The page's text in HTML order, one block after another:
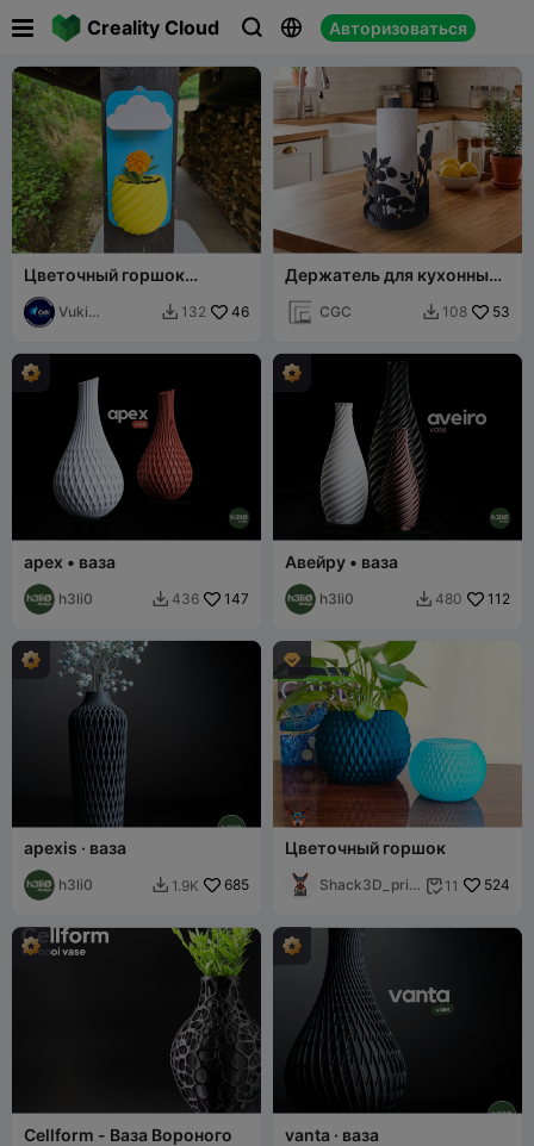
Creality Cloud   Авторизоваться
 
Цветочный горшок
"Дождевое облако"
Vuki
 132 46
Держатель для кухонных
CGC  108 53
apex • ваза
h3li0  436 147
Авейру • ваза
h3li0  480 112
apexis · ваза
h3li0  1.9K 685

Цветочный горшок
Shack3D_prin
 11 524
Cellform - Ваза Вороного vanta · ваза